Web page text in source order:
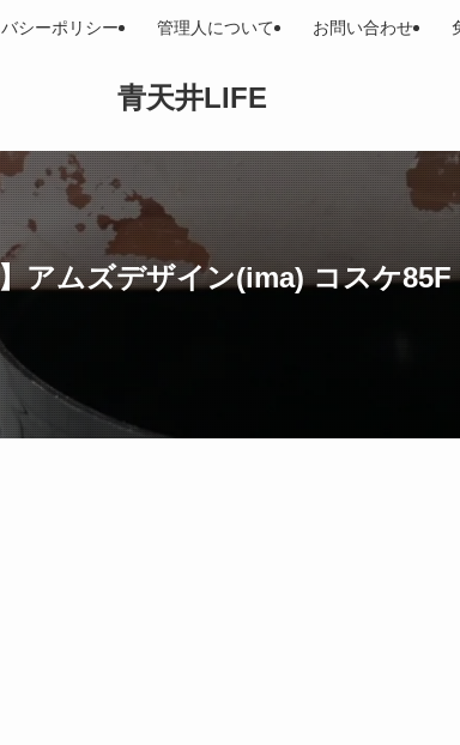
青天井LIFE
シーポリシー 管理人について お問い合わせ
アムズデザイン(ima) コスケ85F